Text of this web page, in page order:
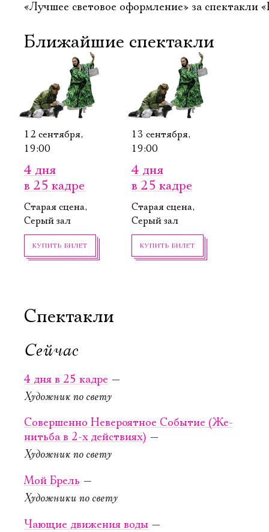
«Лучшее световое оформление» за спектакли
Ближайшие спектакли
12 сентября,
19:00
4 дня
в 25 кадре
Старая сцена,
Серый зал
КУПИТЬ БИЛЕТ
13 сентября,
19:00
4 дня
в 25 кадре
Старая сцена,
Серый зал
КУПИТЬ БИЛЕТ
17 сентября,
Египет­ская
мар­ка
Старая сцена,
Зелёный зал
Новая сцена,
Большой зал
Спектакли
Сейчас
4 дня в 25 кадре —
Художник по свету
Совер­шенно Неве­ро­ят­ное Со­бы­тие (Же­
нитьба в 2‑х дейст­виях) —
Художник по свету
Мой Брель —
Художники по свету
Чающие движения воды —